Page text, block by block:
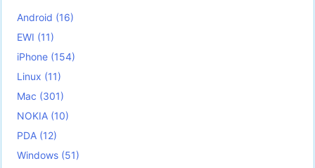
Android (16)
EWI (11)
iPhone (154)
Linux (11)
Mac (301)
NOKIA (10)
PDA (12)
Windows (51)